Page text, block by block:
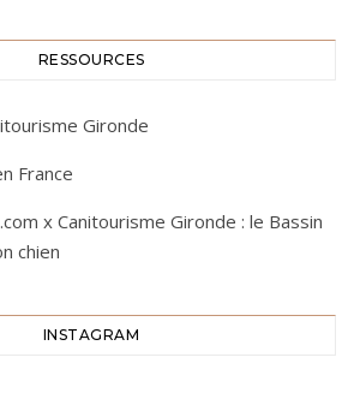
RESSOURCES
Gironde
France
x Canitourisme Gironde : le Bassin
chien
INSTAGRAM